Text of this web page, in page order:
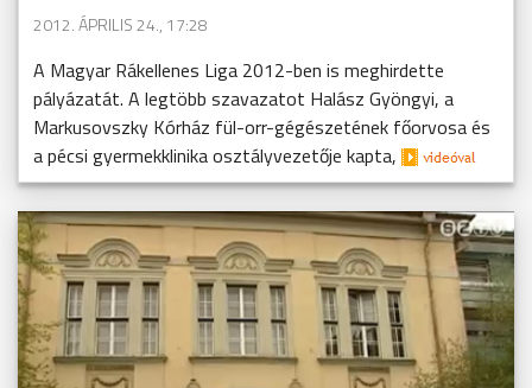
2012. ÁPRILIS 24., 17:28
A Magyar Rákellenes Liga 2012-ben is meghirdette
pályázatát. A legtöbb szavazatot Halász Gyöngyi, a
Markusovszky Kórház fül-orr-gégészetének főorvosa és
a pécsi gyermekklinika osztályvezetője kapta,